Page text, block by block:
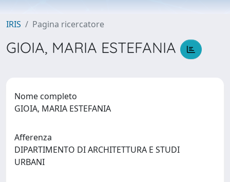
IRIS Pagina ricercatore
GIOIA, MARIA ESTEFANIA
Nome completo
GIOIA, MARIA ESTEFANIA
Afferenza
DIPARTIMENTO DI ARCHITETTURA E STUDI
URBANI